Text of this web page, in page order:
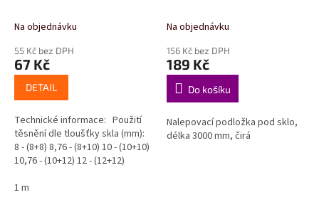
Na objednávku
55 Kč bez DPH
67 Kč
DETAIL
Technické informace: Použití
těsnění dle tloušťky skla (mm):
8 - (8+8) 8,76 - (8+10) 10 - (10+10)
10,76 - (10+12) 12 - (12+12)
1 m
Na objednávku
156 Kč bez DPH
189 Kč
Do košíku
Nalepovací podložka pod sklo,
délka 3000 mm, čirá